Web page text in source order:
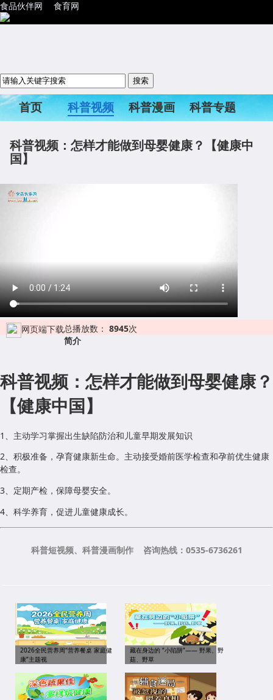
食品伙伴网 食育网
首页 科普视频 科普漫画
科普专题
科普视频：怎样才能做到母婴健康？【健康中
国】
网页端下载总播放数： 8945次
简介
科普视频：怎样才能做到母婴健康？
【健康中国】
1 、 主动学习掌握出生缺陷防治和儿童早期发展知识
2、 积极准备，孕育健康新生命。 主动接受婚前医学检查和孕前优生健康
检查。
3、 定期产检，保障母婴安全。
4、 科学养育，促进儿童健康成长。
科普短视频、科普漫画制作 咨询热线：0535-6736261
2026全民营养周“营养餐桌 家庭健
康”主题视
藏在身边的 “小陷阱”—— 野果、野
菇、野草